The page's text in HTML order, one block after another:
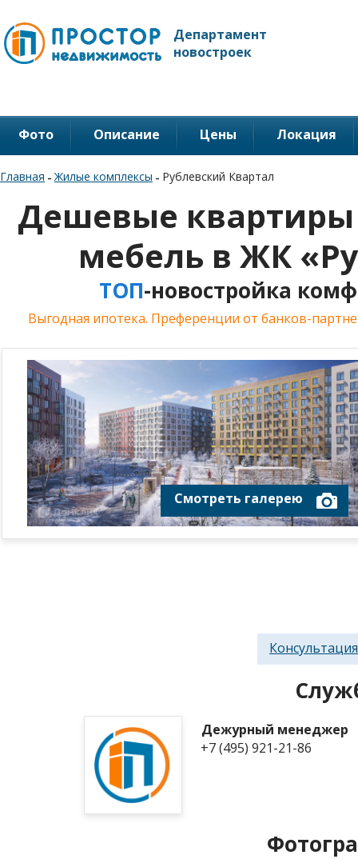
Департамент
новостроек
Фото Описание Цены Локация
Главная - Жилые комплексы - Рублевский Квартал
Дешевые квартиры
мебель в ЖК
ТОП-новостройка
Выгодная ипотека. Преференции от банков-
Смотреть галерею
Консультация
Дежурный менеджер
+7 (495) 921-21-86